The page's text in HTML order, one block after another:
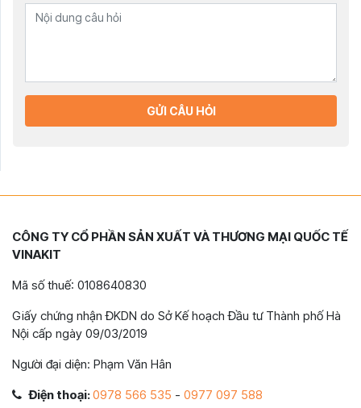
GỬI CÂU HỎI
CÔNG TY CỔ PHẦN SẢN XUẤT VÀ THƯƠNG MẠI QUỐC TẾ
VINAKIT
Mã số thuế: 0108640830
Giấy chứng nhận ĐKDN do Sở Kế hoạch Đầu tư Thành phố Hà
Nội cấp ngày 09/03/2019
Người đại diện: Phạm Văn Hân
Điện thoại:0978 566 535 - 0977 097 588